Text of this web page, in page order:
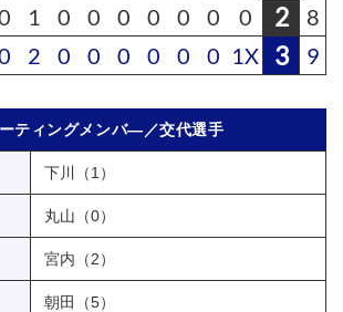
1 0 0 0 0 0 0 0 2 8
2 0 0 0 0 0 0 1X 3 9
ティングメンバ―／交代選手
下川（1）
丸山（0）
宮内（2）
朝田（5）